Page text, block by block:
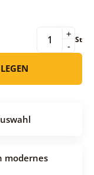
-
+ St
modernes